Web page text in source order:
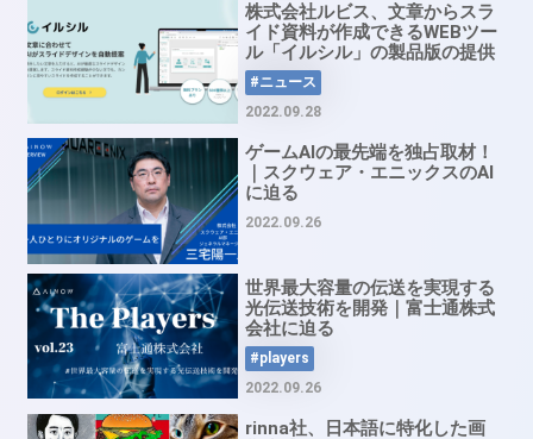
株式会社ルビス、文章からスラ
イド資料が作成できるWEBツー
ル「イルシル」の製品版の提供
を開始
#ニュース
2022.09.28
ゲームAIの最先端を独占取材！
｜スクウェア・エニックスのAI
に迫る
2022.09.26
世界最大容量の伝送を実現する
光伝送技術を開発｜富士通株式
会社に迫る
#players
2022.09.26
rinna社、日本語に特化した画